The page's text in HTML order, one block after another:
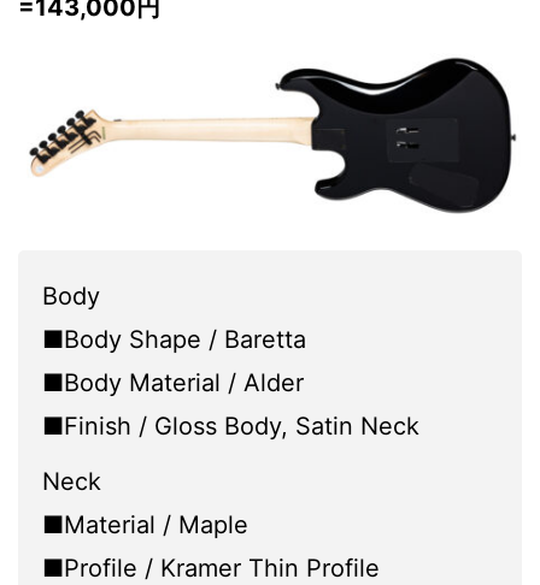
=143,000円
Body
■Body Shape / Baretta
■Body Material / Alder
■Finish / Gloss Body, Satin Neck
Neck
■Material / Maple
■Profile / Kramer Thin Profile